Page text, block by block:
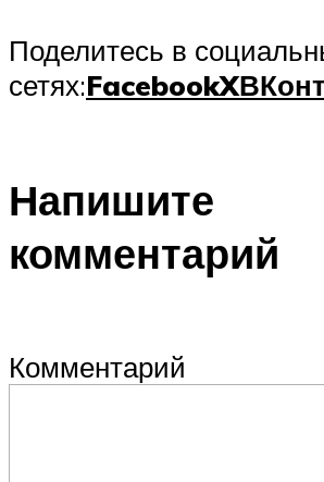
Поделитесь в
сетях:FacebookX
Напишите
комментарий
Комментарий